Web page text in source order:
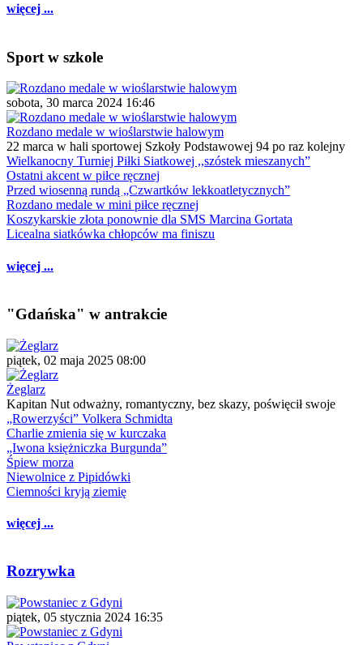
więcej ...
Sport w szkole
sobota, 30 marca 2024 16:46
Rozdano medale w wioślarstwie halowym
22 marca w hali sportowej Szkoły Podstawowej 94 po raz kolejny
Wielkanocny Turniej Piłki Siatkowej ,,szóstek mieszanych”
Ostatni akcent w piłce ręcznej
Przed wiosenną rundą „Czwartków lekkoatletycznych”
Rozdano medale w mini piłce ręcznej
Koszykarskie złota ponownie dla SMS Marcina Gortata
Licealna siatkówka chłopców ma finiszu
więcej ...
"Gdańska" w antrakcie
piątek, 02 maja 2025 08:00
Żeglarz
Kapitan Nut odważny, romantyczny, bez skazy, poświęcił swoje
„Rowerzyści” Volkera Schmidta
Charlie zmienia się w kurczaka
„Iwona księżniczka Burgunda”
Śpiew morza
Niewolnice z Pipidówki
Ciemności kryją ziemię
więcej ...
Rozrywka
piątek, 05 stycznia 2024 16:35